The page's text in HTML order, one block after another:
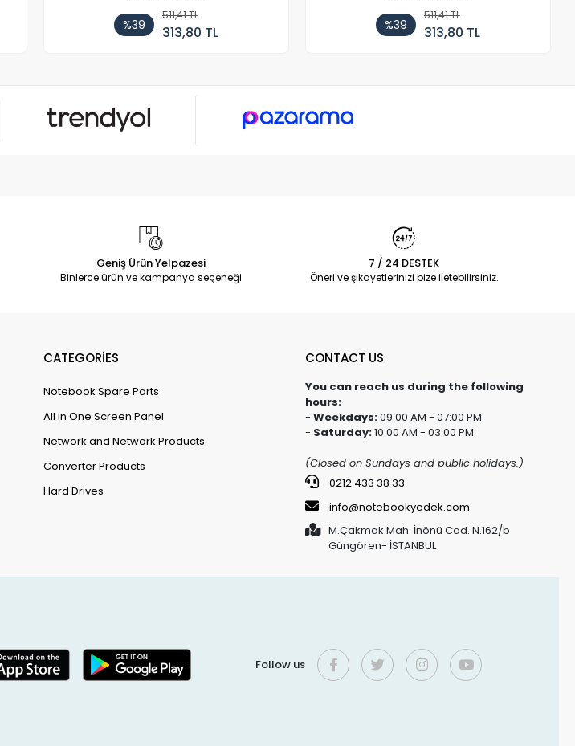
%39
511,41 TL
313,80 TL %39
511,41 TL
313,80 TL
Geniş Ürün Yelpazesi
Binlerce ürün ve kampanya seçeneği
7 / 24 DESTEK
Öneri ve şikayetlerinizi bize iletebilirsiniz.
CATEGORİES
Notebook Spare Parts
All in One Screen Panel
Network and Network Products
Converter Products
Hard Drives
CONTACT US
You can reach us during the following
hours:
- Weekdays:09:00 AM - 07:00 PM
- Saturday:10:00 AM - 03:00 PM
(Closed on Sundays and public holidays.)
0212 433 38 33
info@notebookyedek.com
M.Çakmak Mah. İnönü Cad. N.162/b
Güngören- İSTANBUL
Follow us